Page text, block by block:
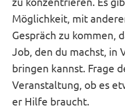
Möglichkeit, mit
Gespräch zu kommen,
Job, den du machst, in
bringen kannst. Frage
Veranstaltung, ob es
er Hilfe braucht.